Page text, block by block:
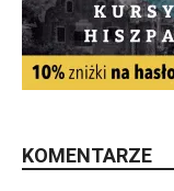
KOMENTARZE